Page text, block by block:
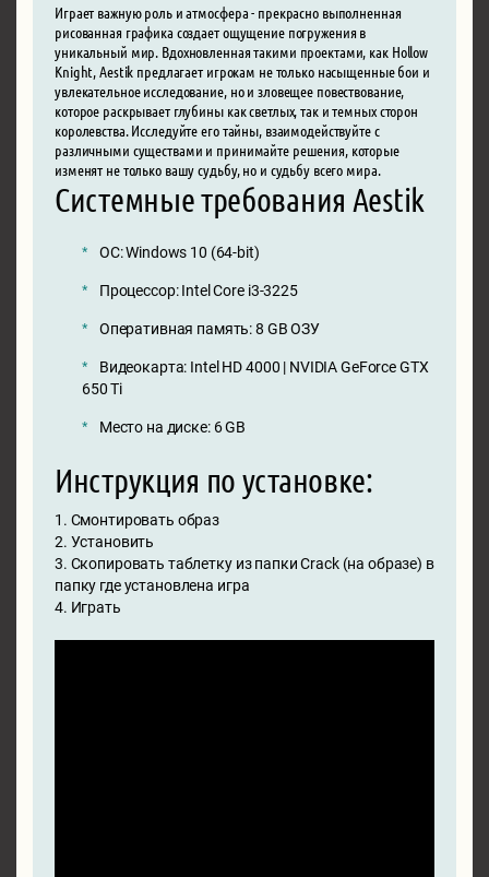
Играет важную роль и атмосфера - прекрасно выполненная
рисованная графика создает ощущение погружения в
уникальный мир. Вдохновленная такими проектами, как Hollow
Knight, Aestik предлагает игрокам не только насыщенные бои и
увлекательное исследование, но и зловещее повествование,
которое раскрывает глубины как светлых, так и темных сторон
королевства. Исследуйте его тайны, взаимодействуйте с
различными существами и принимайте решения, которые
изменят не только вашу судьбу, но и судьбу всего мира.
Системные требования Aestik
ОС: Windows 10 (64-bit)
Процессор: Intel Core i3-3225
Оперативная память: 8 GB ОЗУ
Видеокарта: Intel HD 4000 | NVIDIA GeForce GTX
650 Ti
Место на диске: 6 GB
Инструкция по установке:
1. Смонтировать образ
2. Установить
3. Скопировать таблетку из папки Crack (на образе) в
папку где установлена игра
4. Играть